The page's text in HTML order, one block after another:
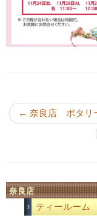
← 奈良店 ポタリ
奈良店
ティールー